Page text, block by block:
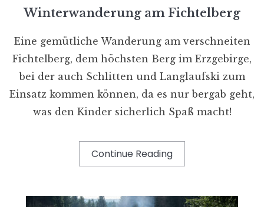
Winterwanderung am Fichtelberg
Eine gemütliche Wanderung am verschneiten
Fichtelberg, dem höchsten Berg im Erzgebirge,
bei der auch Schlitten und Langlaufski zum
Einsatz kommen können, da es nur bergab geht,
was den Kinder sicherlich Spaß macht!
Continue Reading